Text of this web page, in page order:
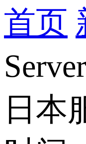
首页
日本